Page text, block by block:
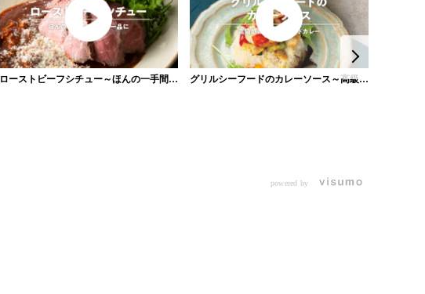
ローストビーフシチュー～ほんの一手間で
グリルシーフードのカレーソース～高級感
powered by